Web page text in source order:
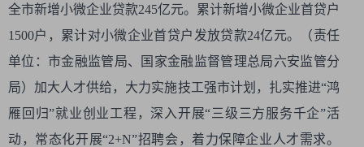
全市新增小微企业贷款245亿元。累计新增小微企业首贷户
1500户，累计对小微企业首贷户发放贷款24亿元。（责任
单位：市金融监管局、国家金融监督管理总局六安监管分
局）加大人才供给，大力实施技工强市计划，扎实推进“鸿
雁回归”就业创业工程，深入开展“三级三方服务千企”活
动，常态化开展“2+N”招聘会，着力保障企业人才需求。